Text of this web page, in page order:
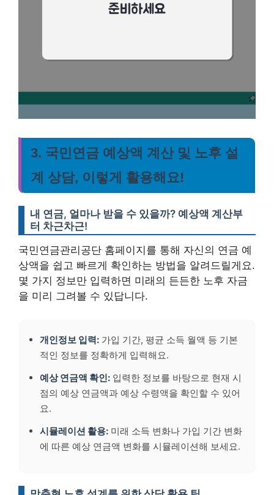
3. 국민연금 예상액 계산 및 노후 설
계 상담, 이렇게 활용해요!
내 연금, 얼마나 받을 수 있을까? 예상액 계산부
터 차근차근!
국민연금관리공단 홈페이지를 통해 자신의 연금 예
상액을 쉽고 빠르게 확인하는 방법을 알려드릴게요.
몇 가지 정보만 입력하면 미래의 든든한 노후 자금
을 미리 그려볼 수 있답니다.
개인정보 입력: 가입 기간, 평균 소득 월액 등 기본
적인 정보를 정확하게 입력해요.
예상 연금액 확인: 입력한 정보를 바탕으로 현재 시
점의 예상 연금액과 예상 수령액을 확인할 수 있어
요.
시뮬레이션 활용: 미래 소득 변화나 가입 기간 변화
에 따른 예상 연금액 변화를 시뮬레이션해 보세요.